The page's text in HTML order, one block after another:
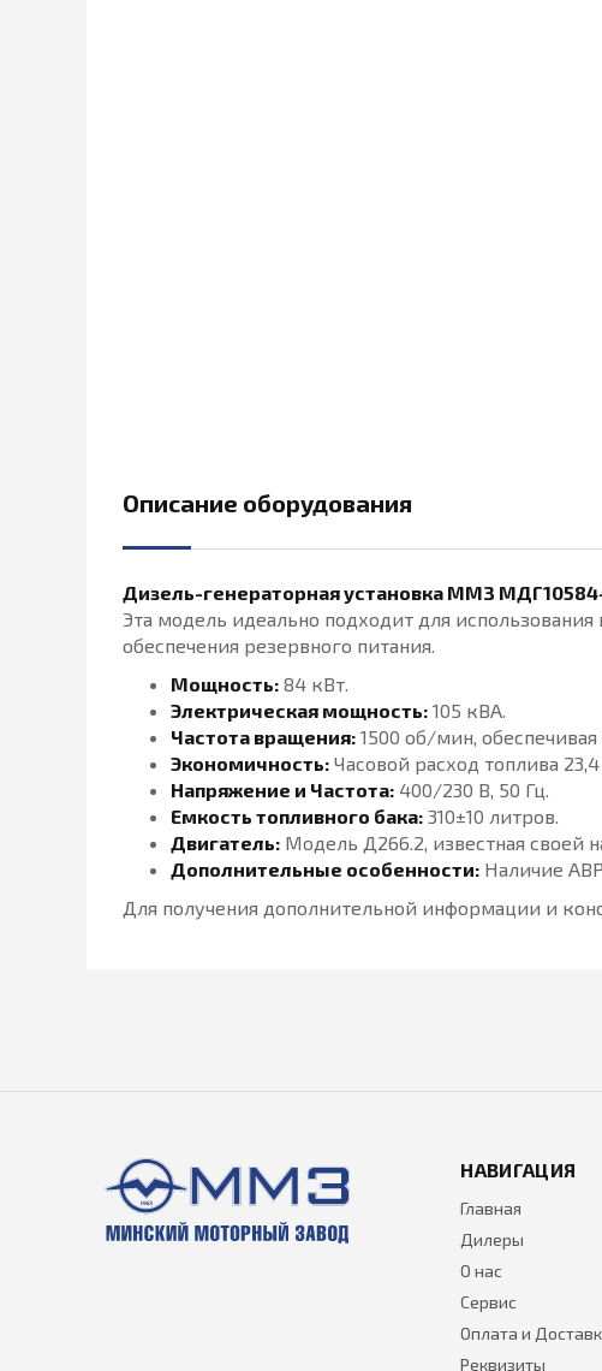
Описание оборудования
Дизель-генераторная установка ММЗ
Эта модель идеально подходит для
обеспечения резервного питания.
Мощность: 84 кВт.
Электрическая мощность: 105 кВА.
Частота вращения: 1500 об/мин,
Экономичность: Часовой расход топлива
Напряжение и Частота: 400/230 В, 50 Гц.
Емкость топливного бака: 310±10 литров.
Двигатель: Модель Д266.2, известная своей
Дополнительные особенности: Наличие
Для получения дополнительной информации и
НАВИГАЦИЯ
Главная
Дилеры
О нас
Сервис
Оплата и
Реквизиты